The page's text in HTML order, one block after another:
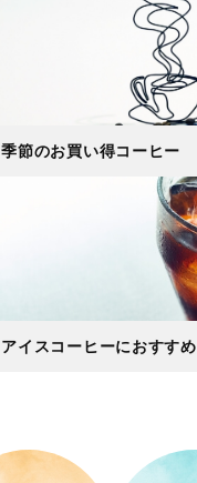
季節のお買い得コーヒー
アイスコーヒーにおすすめ